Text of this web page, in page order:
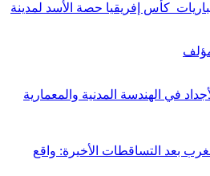
كأس إفريقيا حصة الأسد لمدينة
في الهندسة المدنية والمعمارية
بعد التساقطات الأخيرة: واقع